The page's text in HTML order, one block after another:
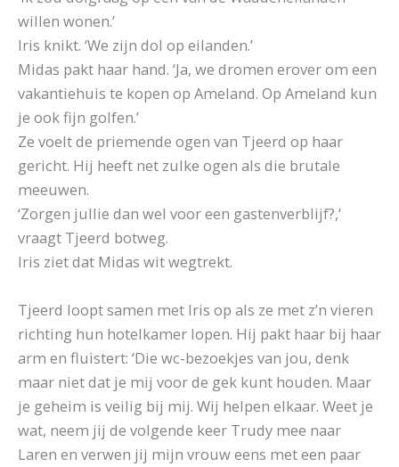
willen wonen.’
Iris knikt. ‘We zijn dol op eilanden.’
Midas pakt haar hand. ‘Ja, we dromen erover om een
vakantiehuis te kopen op Ameland. Op Ameland kun
je ook fijn golfen.’
Ze voelt de priemende ogen van Tjeerd op haar
gericht. Hij heeft net zulke ogen als die brutale
meeuwen.
‘Zorgen jullie dan wel voor een gastenverblijf?,’
vraagt Tjeerd botweg.
Iris ziet dat Midas wit wegtrekt.
Tjeerd loopt samen met Iris op als ze met z’n vieren
richting hun hotelkamer lopen. Hij pakt haar bij haar
arm en fluistert: ‘Die wc-bezoekjes van jou, denk
maar niet dat je mij voor de gek kunt houden. Maar
je geheim is veilig bij mij. Wij helpen elkaar. Weet je
wat, neem jij de volgende keer Trudy mee naar
Laren en verwen jij mijn vrouw eens met een paar